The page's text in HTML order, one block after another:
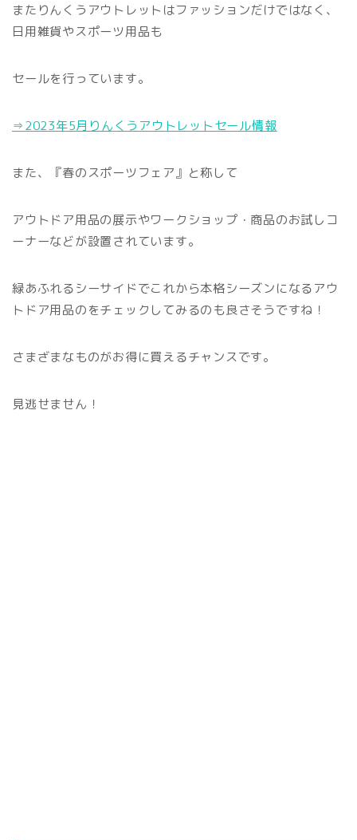
またりんくうアウトレットはファッションだけではなく、
日用雑貨やスポーツ用品も
セールを行っています。
⇒2023年5月りんくうアウトレットセール情報
また、『春のスポーツフェア』と称して
アウトドア用品の展示やワークショップ・商品のお試しコ
ーナーなどが設置されています。
緑あふれるシーサイドでこれから本格シーズンになるアウ
トドア用品のをチェックしてみるのも良さそうですね！
さまざまなものがお得に買えるチャンスです。
見逃せません！